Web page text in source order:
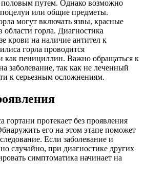
половым путем. Однако возможно
поцелуи или общие предметы.
могут включать язвы, красные
области горла. Диагностика
крови на наличие антител к
горла проводится
как пенициллин. Важно обращаться к
заболевание, так как не леченный
к серьезным осложнениям.
гортани протекает без проявления
его на этом этапе поможет
Если заболевание и
случайно, при диагностике других
симптоматика начинает на